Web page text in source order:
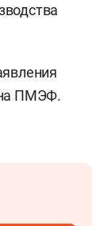
на ПМЭФ.